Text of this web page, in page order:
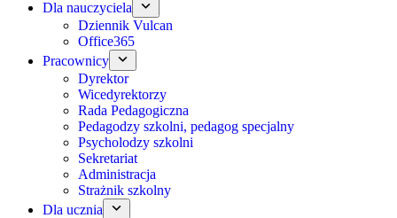
Dla nauczyciela
Dziennik Vulcan
Office365
Pracownicy
Dyrektor
Wicedyrektorzy
Rada Pedagogiczna
Pedagodzy szkolni, pedagog specjalny
Psycholodzy szkolni
Sekretariat
Administracja
Strażnik szkolny
Dla ucznia